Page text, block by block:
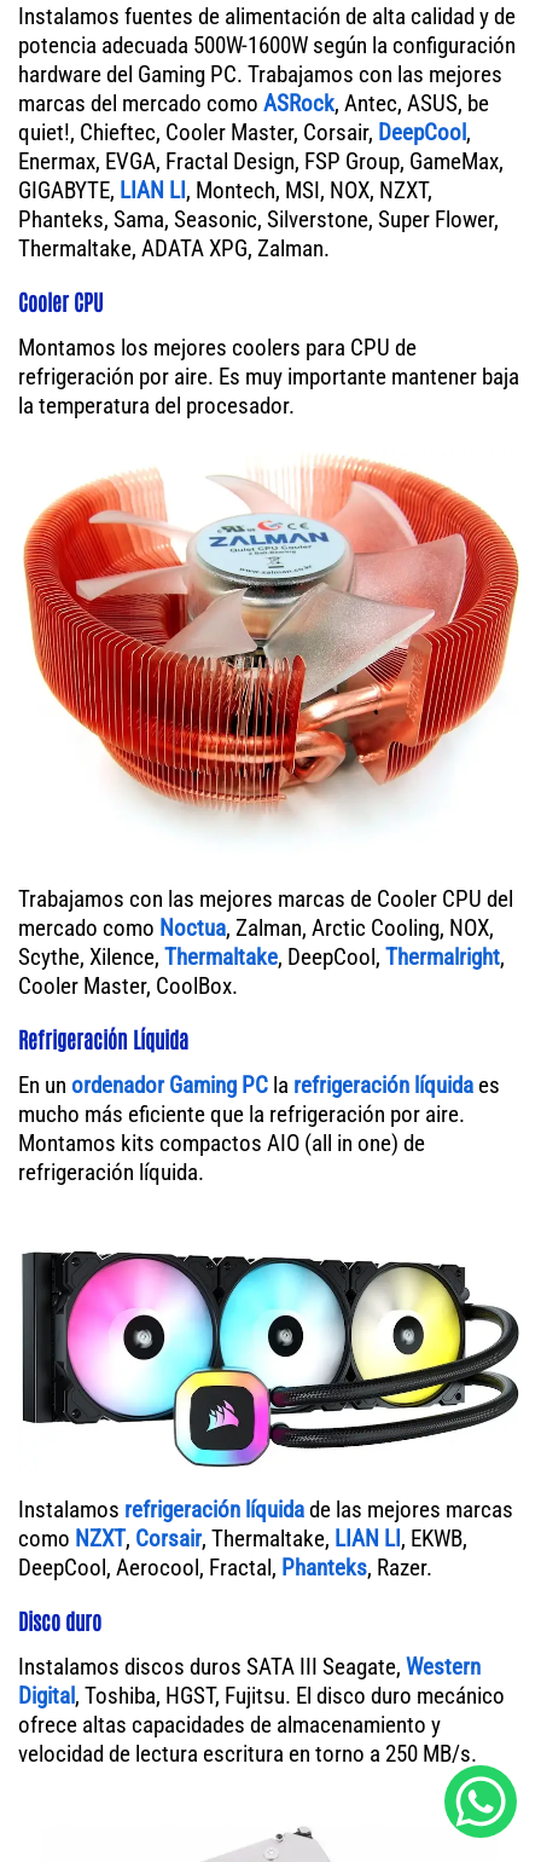
Instalamos fuentes de alimentación de alta calidad y de
potencia adecuada 500W-1600W según la configuración
hardware del Gaming PC. Trabajamos con las mejores
marcas del mercado como ASRock, Antec, ASUS, be
quiet!, Chieftec, Cooler Master, Corsair, DeepCool,
Enermax, EVGA, Fractal Design, FSP Group, GameMax,
GIGABYTE, LIAN LI, Montech, MSI, NOX, NZXT,
Phanteks, Sama, Seasonic, Silverstone, Super Flower,
Thermaltake, ADATA XPG, Zalman.
Cooler CPU
Montamos los mejores coolers para CPU de
refrigeración por aire. Es muy importante mantener baja
la temperatura del procesador.
Trabajamos con las mejores marcas de Cooler CPU del
mercado como Noctua, Zalman, Arctic Cooling, NOX,
Scythe, Xilence, Thermaltake, DeepCool, Thermalright,
Cooler Master, CoolBox.
Refrigeración Líquida
En un ordenador Gaming PC la refrigeración líquida es
mucho más eficiente que la refrigeración por aire.
Montamos kits compactos AIO (all in one) de
refrigeración líquida.
Instalamos refrigeración líquidade las mejores marcas
como NZXT, Corsair, Thermaltake, LIAN LI, EKWB,
DeepCool, Aerocool, Fractal, Phanteks, Razer.
Disco duro
Instalamos discos duros SATA III Seagate, Western
Digital, Toshiba, HGST, Fujitsu. El disco duro mecánico
ofrece altas capacidades de almacenamiento y
velocidad de lectura escritura en torno a 250 MB/s.